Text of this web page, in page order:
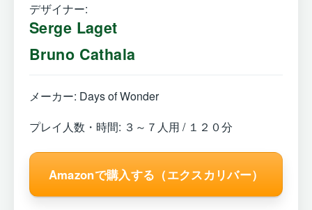
デザイナー:
Serge Laget
Bruno Cathala
メーカー: Days of Wonder
プレイ人数・時間: ３～７人用 / １２０分
Amazonで購入する（エクスカリバー）